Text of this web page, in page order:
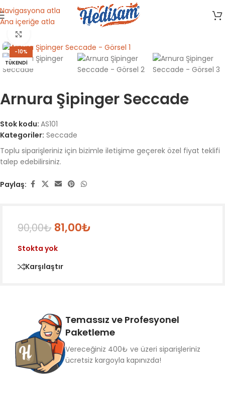
Navigasyona atla
Ana içeriğe atla
Ana Sayfa/ Seccade
-10%
TÜKENDI
Arnura Şipinger Seccade
Stok kodu: AS101
Kategoriler: Seccade
Toplu siparişleriniz için bizimle iletişime geçerek özel fiyat teklifi
talep edebilirsiniz.
Paylaş:
90,00₺ 81,00₺
Stokta yok
Karşılaştır
Temassız ve Profesyonel
Paketleme
Vereceğiniz 400₺ ve üzeri siparişleriniz
ücretsiz kargoyla kapınızda!